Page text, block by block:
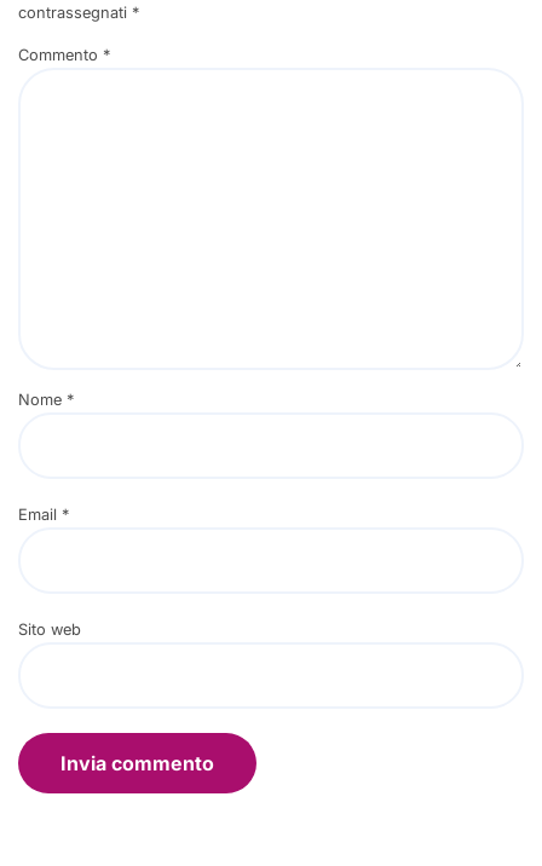
contrassegnati *
Commento *
Nome *
Email *
Sito web